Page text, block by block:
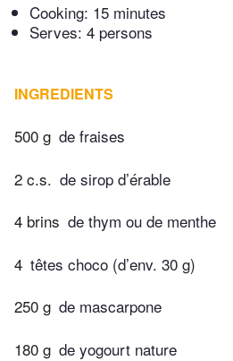
Cooking: 15 minutes
Serves: 4 persons
INGREDIENTS
500 g de fraises
2 c.s. de sirop d’érable
4 brins de thym ou de menthe
4 têtes choco (d’env. 30 g)
250 g de mascarpone
180 g de yogourt nature